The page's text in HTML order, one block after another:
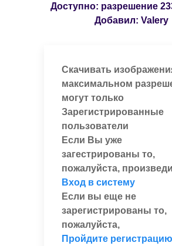
Доступно: разрешение
Добавил: Valery
Скачивать
максимальном
могут только
Зарегистрированные
пользователи
Если Вы уже
загестрированы то,
пожалуйста,
Вход в систему
Если вы еще не
зарегистрированы то,
пожалуйста,
Пройдите регистрацию